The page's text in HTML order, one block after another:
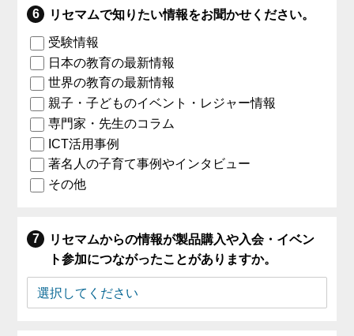
リセマムで知りたい情報をお聞かせください。
受験情報
日本の教育の最新情報
世界の教育の最新情報
親子・子どものイベント・レジャー情報
専門家・先生のコラム
ICT活用事例
著名人の子育て事例やインタビュー
その他
リセマムからの情報が製品購入や入会・イベン
ト参加につながったことがありますか。